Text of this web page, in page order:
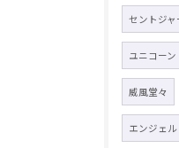
セントジ
ユニコーン
威風堂々
エンジェル